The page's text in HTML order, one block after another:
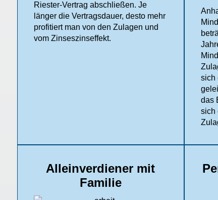
Riester-Vertrag abschließen. Je
länger die Vertragsdauer, desto mehr
profitiert man von den Zulagen und
vom Zinseszinseffekt.
sich
das
sich
Alleinverdiener mit
Familie